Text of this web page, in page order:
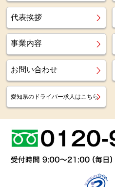
代表挨拶
事業内容
お問い合わせ
愛知県のドライバー求人はこちら